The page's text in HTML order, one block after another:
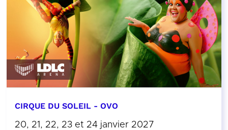
CIRQUE DU SOLEIL - OVO
20, 21, 22, 23 et 24 janvier 2027